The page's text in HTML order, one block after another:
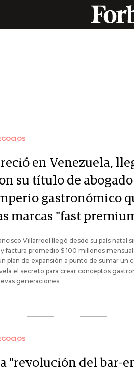
en Venezuela,
su título de
gastronómico
marcas "fast
Villarroel llegó desde su país natal
factura promedio $ 100 millones
plan de expansión a punto de sumar un
el secreto para crear conceptos
generaciones.
"revolución del bar-